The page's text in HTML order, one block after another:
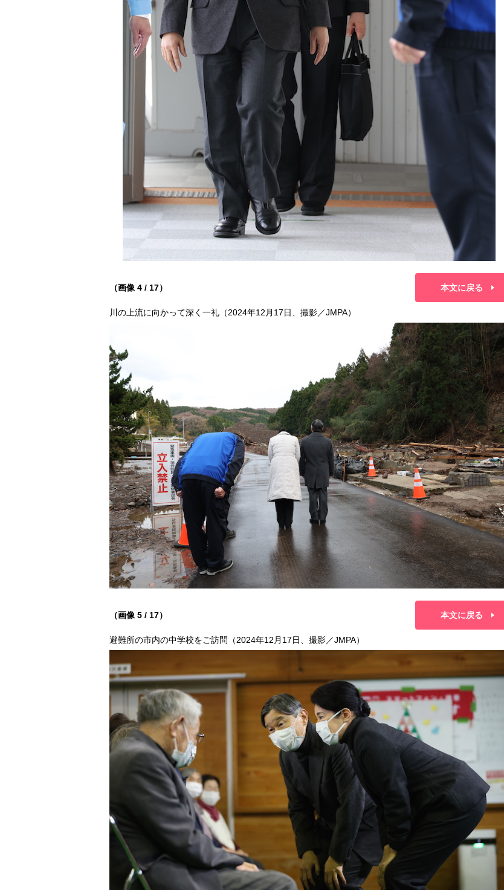
（画像 4 / 17） 本文に戻る
川の上流に向かって深く一礼（2024年12月17日、撮影／JMPA）
（画像 5 / 17） 本文に戻る
避難所の市内の中学校をご訪問（2024年12月17日、撮影／JMPA）